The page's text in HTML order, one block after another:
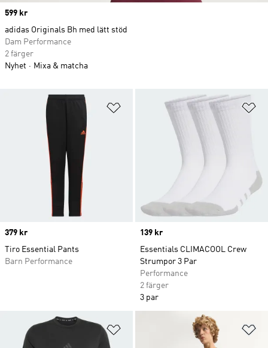
Lägg till på önskelistan
Price
379 kr
Tiro Essential Pants
Barn Performance
Price
139 kr
Essentials CLIMACOOL Crew
Strumpor 3 Par
Performance
2 färger
3 par
Lägg till på önskelistan
Price
599 kr
adidas Originals Bh med lätt stöd
Dam Performance
2 färger
Nyhet
Mixa & matcha